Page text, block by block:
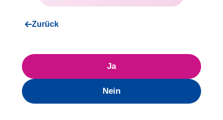
Zurück
Ja
Nein